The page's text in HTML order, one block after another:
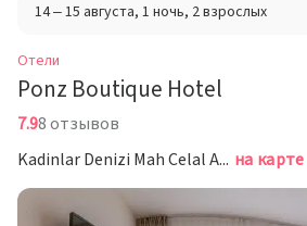
14 – 15 августа, 1 ночь, 2 взрослых
Отели
Ponz Boutique Hotel
7.98 отзывов
Kadinlar Denizi Mah Celal Atik Sok No:15, Кушадасы на карте